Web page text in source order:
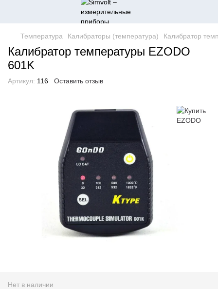
Температура Калибраторы (температура) Калибратор
Калибратор температуры EZODO
601K
Артикул: 116 Оставить отзыв
Нет в наличии